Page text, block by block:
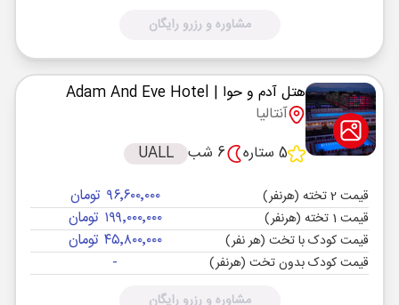
مشاوره و رزرو رایگان
هتل آدم و حوا | Adam And Eve Hotel
آنتالیا
5 ستاره
6 شب UALL
قیمت 2 تخته (هرنفر) ۹۶٬۶۰۰٬۰۰۰ تومان
قیمت 1 تخته (هرنفر) ۱۹۹٬۰۰۰٬۰۰۰ تومان
قیمت کودک با تخت (هر نفر) ۴۵٬۸۰۰٬۰۰۰ تومان
قیمت کودک بدون تخت (هرنفر) -
مشاوره و رزرو رایگان